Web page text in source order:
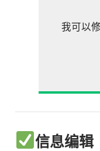
我可以
信息编辑